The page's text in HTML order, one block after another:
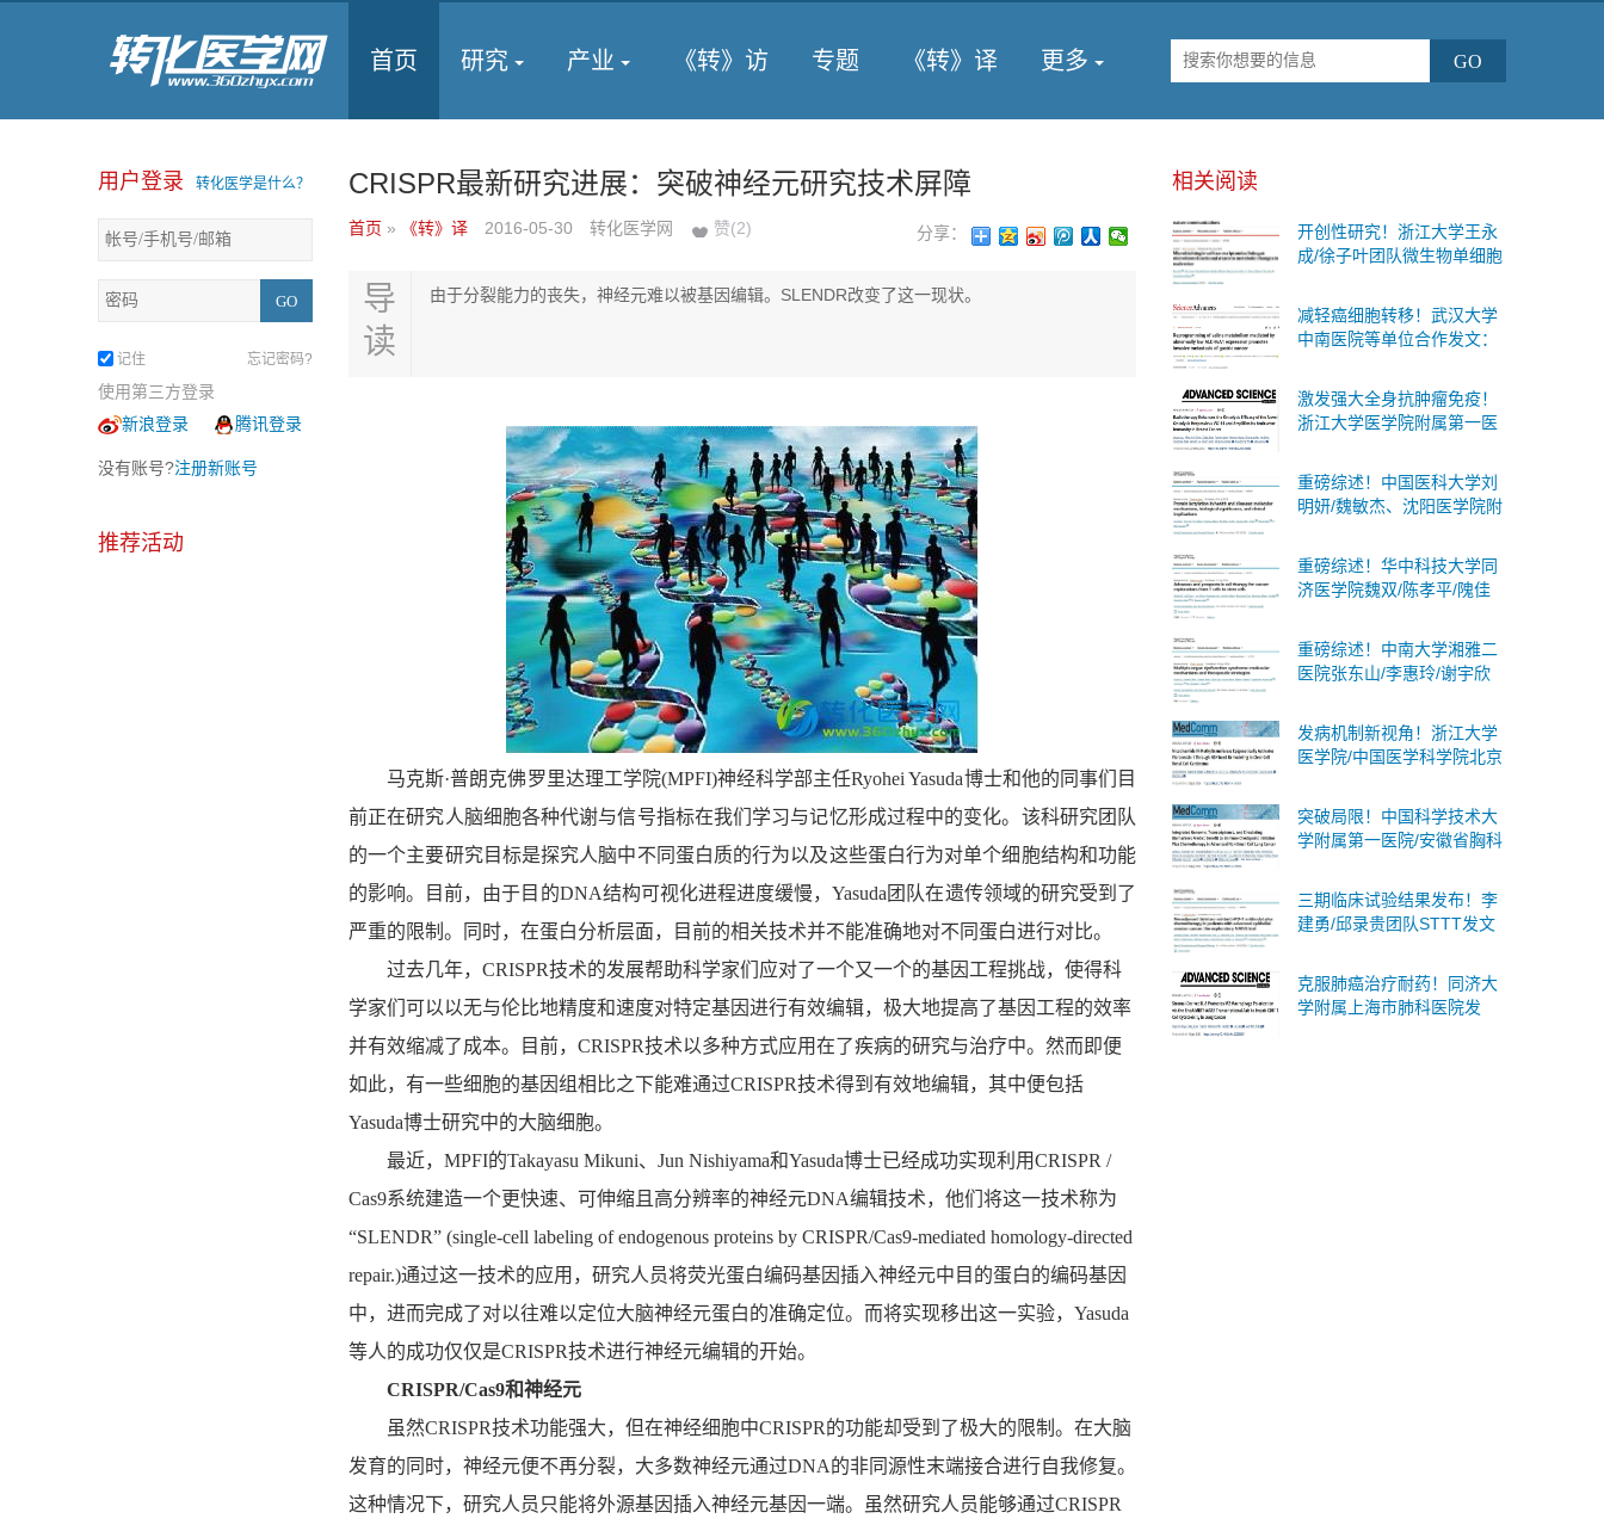
首页 研究 产业 《转》访 专题 《转》译 更多
用户登录 转化医学是什么？
记住 忘记密码?
使用第三方登录
新浪登录
腾讯登录
没有账号?注册新账号
推荐活动
CRISPR最新研究进展：突破神经元研究技术屏障
首页 » 《转》译 2016-05-30 转化医学网 赞(2) 分享：
导
读
由于分裂能力的丧失，神经元难以被基因编辑。SLENDR改变了这一现状。
马克斯·普朗克佛罗里达理工学院(MPFI)神经科学部主任Ryohei Yasuda博士和他的同事们目
前正在研究人脑细胞各种代谢与信号指标在我们学习与记忆形成过程中的变化。该科研究团队
的一个主要研究目标是探究人脑中不同蛋白质的行为以及这些蛋白行为对单个细胞结构和功能
的影响。目前，由于目的DNA结构可视化进程进度缓慢，Yasuda团队在遗传领域的研究受到了
严重的限制。同时，在蛋白分析层面，目前的相关技术并不能准确地对不同蛋白进行对比。
过去几年，CRISPR技术的发展帮助科学家们应对了一个又一个的基因工程挑战，使得科
学家们可以以无与伦比地精度和速度对特定基因进行有效编辑，极大地提高了基因工程的效率
并有效缩减了成本。目前，CRISPR技术以多种方式应用在了疾病的研究与治疗中。然而即便
如此，有一些细胞的基因组相比之下能难通过CRISPR技术得到有效地编辑，其中便包括
Yasuda博士研究中的大脑细胞。
最近，MPFI的Takayasu Mikuni、Jun Nishiyama和Yasuda博士已经成功实现利用CRISPR /
Cas9系统建造一个更快速、可伸缩且高分辨率的神经元DNA编辑技术，他们将这一技术称为
“SLENDR” (single-cell labeling of endogenous proteins by CRISPR/Cas9-mediated homology-directed
repair.)通过这一技术的应用，研究人员将荧光蛋白编码基因插入神经元中目的蛋白的编码基因
中，进而完成了对以往难以定位大脑神经元蛋白的准确定位。而将实现移出这一实验，Yasuda
等人的成功仅仅是CRISPR技术进行神经元编辑的开始。
CRISPR/Cas9和神经元
虽然CRISPR技术功能强大，但在神经细胞中CRISPR的功能却受到了极大的限制。在大脑
发育的同时，神经元便不再分裂，大多数神经元通过DNA的非同源性末端接合进行自我修复。
这种情况下，研究人员只能将外源基因插入神经元基因一端。虽然研究人员能够通过CRISPR
相关阅读
开创性研究！浙江大学王永
成/徐子叶团队微生物单细胞
差异”与糖尿病代谢变化的内
在联系
减轻癌细胞转移！武汉大学
中南医院等单位合作发文：
策略
激发强大全身抗肿瘤免疫！
浙江大学医学院附属第一医
疗联合疗法
重磅综述！中国医科大学刘
明妍/魏敏杰、沈阳医学院附
述蛋白质乳酸化：分子机
制、生物学意义及临床意义
重磅综述！华中科技大学同
济医学院魏双/陈孝平/隗佳
从T细胞到干细胞的全面突
破与未来展望
重磅综述！中南大学湘雅二
医院张东山/李惠玲/谢宇欣
碍综合征：分子机制与治疗
策略
发病机制新视角！浙江大学
医学院/中国医学科学院北京
在诊断标志物和治疗靶点
突破局限！中国科学技术大
学附属第一医院/安徽省胸科
癌广泛适用且无创的策略
三期临床试验结果发布！李
建勇/邱录贵团队STTT发文
细胞白血病/小淋巴细胞淋巴
瘤显著优于化学免疫
克服肺癌治疗耐药！同济大
学附属上海市肺科医院发